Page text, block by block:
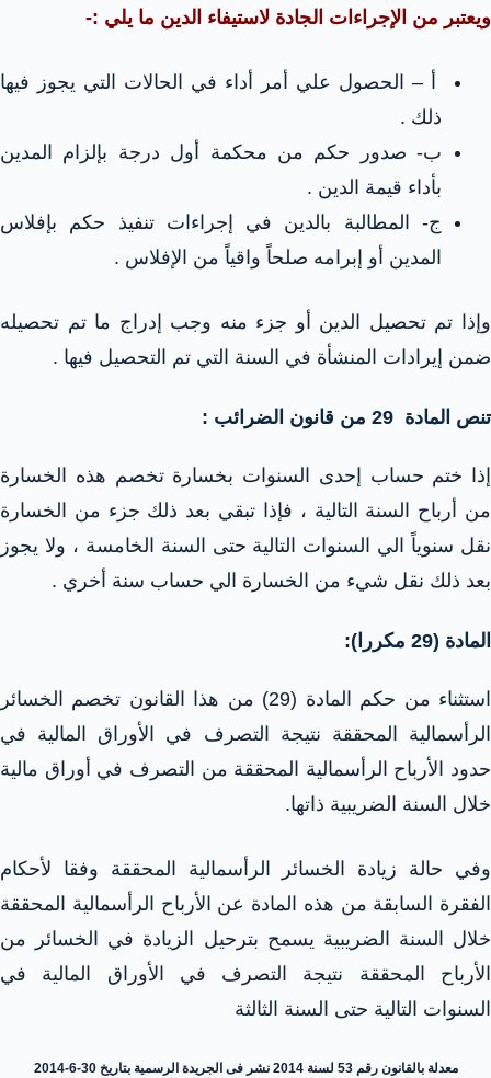
ويعتبر من الإجراءات الجادة لاستيفاء الدين ما يلي :-
أ – الحصول علي أمر أداء في الحالات التي يجوز فيها
ذلك .
ب- صدور حكم من محكمة أول درجة بإلزام المدين
بأداء قيمة الدين .
ج- المطالبة بالدين في إجراءات تنفيذ حكم بإفلاس
المدين أو إبرامه صلحاً واقياً من الإفلاس .
وإذا تم تحصيل الدين أو جزء منه وجب إدراج ما تم تحصيله
ضمن إيرادات المنشأة في السنة التي تم التحصيل فيها .
تنص المادة 29 من قانون الضرائب :
إذا ختم حساب إحدى السنوات بخسارة تخصم هذه الخسارة
من أرباح السنة التالية ، فإذا تبقي بعد ذلك جزء من الخسارة
نقل سنوياً الي السنوات التالية حتى السنة الخامسة ، ولا يجوز
بعد ذلك نقل شيء من الخسارة الي حساب سنة أخري .
المادة (29 مكررا):
استثناء من حكم المادة (29) من هذا القانون تخصم الخسائر
الرأسمالية المحققة نتيجة التصرف في الأوراق المالية في
حدود الأرباح الرأسمالية المحققة من التصرف في أوراق مالية
خلال السنة الضريبية ذاتها.
وفي حالة زيادة الخسائر الرأسمالية المحققة وفقا لأحكام
الفقرة السابقة من هذه المادة عن الأرباح الرأسمالية المحققة
خلال السنة الضريبية يسمح بترحيل الزيادة في الخسائر من
الأرباح المحققة نتيجة التصرف في الأوراق المالية في
السنوات التالية حتى السنة الثالثة
معدلة بالقانون رقم 53 لسنة 2014 نشر فى الجريدة الرسمية بتاريخ 30-6-2014